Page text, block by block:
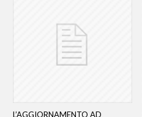
L’AGGIORNAMENTO AD